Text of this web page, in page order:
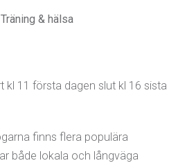
& hälsa
kl 11 första dagen slut kl 16 sista
finns flera populära
både lokala och långväga